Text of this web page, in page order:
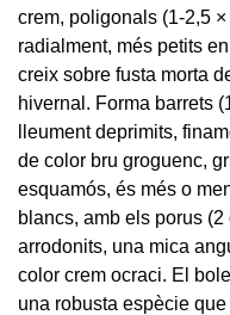
crem, poligonals (1-2,5
radialment, més petits
creix sobre fusta morta
hivernal. Forma barrets
lleument deprimits,
de color bru groguenc,
esquamós, és més o
blancs, amb els porus
arrodonits, una mica
color crem ocraci. El
una robusta espècie